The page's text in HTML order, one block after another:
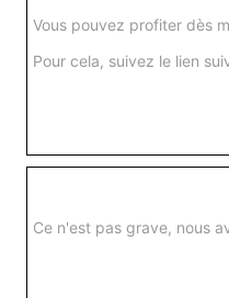
Vous pouvez profiter dès
Pour cela, suivez le lien
Ce n'est pas grave, nous